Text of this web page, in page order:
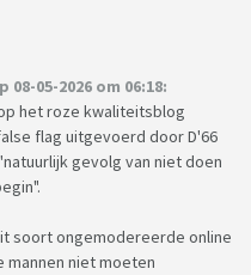
05-2026 om 06:18:
het roze kwaliteitsblog
flag uitgevoerd door D'66
gevolg van niet doen
soort ongemodereerde online
niet moeten